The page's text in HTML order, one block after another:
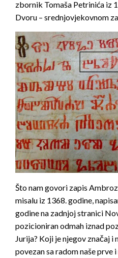
zbornik Tomaša Petrinića iz
Dvoru – srednjovjekovnom
Što nam govori zapis
misalu iz 1368. godine,
godine na zadnjoj stranici
pozicioniran odmah iznad
Jurija? Koji je njegov značaj i
povezan sa radom naše prve